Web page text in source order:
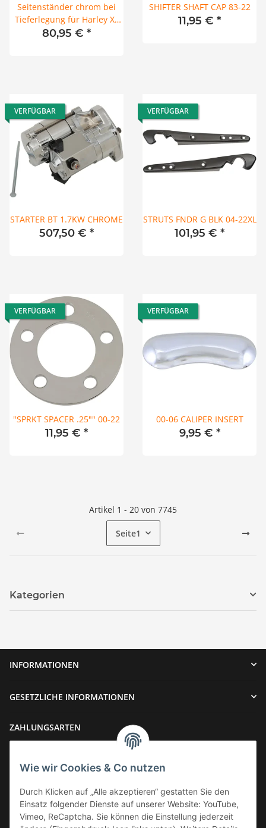
Seitenständer chrom bei
Tieferlegung für Harley XL
Sportster 04-20 1" kürzer
80,95 € *
SHIFTER SHAFT CAP 83-22
11,95 € *
VERFÜGBAR
STARTER BT 1.7KW CHROME
507,50 € *
VERFÜGBAR
STRUTS FNDR G BLK 04-22XL
101,95 € *
VERFÜGBAR
"SPRKT SPACER .25"" 00-22
11,95 € *
VERFÜGBAR
00-06 CALIPER INSERT
9,95 € *
Artikel 1 - 20 von 7745
Seite1
Kategorien
INFORMATIONEN
GESETZLICHE INFORMATIONEN
ZAHLUNGSARTEN
VERSAND
Wie wir Cookies & Co nutzen
Durch Klicken auf „Alle akzeptieren“ gestatten Sie den
Einsatz folgender Dienste auf unserer Website: YouTube,
Vimeo, ReCaptcha. Sie können die Einstellung jederzeit